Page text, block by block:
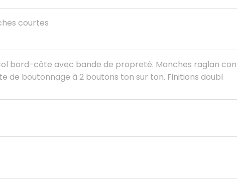
courtes
bord-côte avec bande de propreté. Manches raglan
de boutonnage à 2 boutons ton sur ton. Finitions doubl